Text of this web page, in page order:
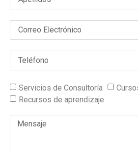
Servicios de Consultoría
Recursos de aprendizaje